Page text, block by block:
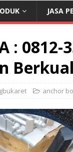
JASA
:
gbukaret anchor